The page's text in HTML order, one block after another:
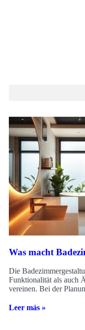
Was macht
Die
Funktionalität als auch
vereinen. Bei der
Leer más »